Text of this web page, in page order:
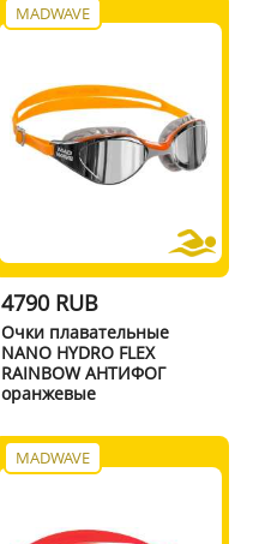
MADWAVE
4790 RUB
Очки плавательные
NANO HYDRO FLEX
RAINBOW АНТИФОГ
оранжевые
MADWAVE